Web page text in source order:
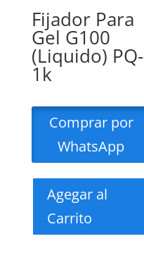
Fijador Para
Gel G100
(Liquido) PQ-
1k
Comprar por
WhatsApp
Agegar al
Carrito